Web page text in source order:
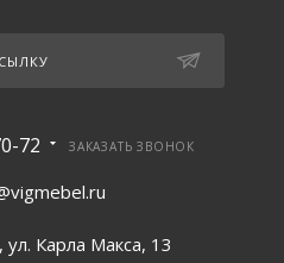
72 ЗАКАЗАТЬ ЗВОНОК
ул. Карла Макса, 13